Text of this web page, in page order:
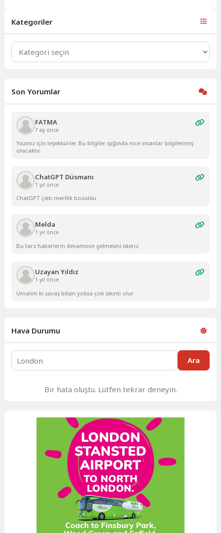
Kategoriler
Kategoriler
Son Yorumlar
FATMA
7 ay önce
Yazınız için teşekkürler. Bu bilgiler ışığında nice insanlar bilgilenmiş
olacaktır.
ChatGPT Düsmanı
1 yıl önce
ChatGPT çıktı mertlik bozuldu
Melda
1 yıl önce
Bu tarz haberlerin devamının gelmesini isteriz
Uzayan Yıldız
1 yıl önce
Umalım ki savaş bitsin yoksa çok sıkıntı olur
Hava Durumu
Ara
Bir hata oluştu. Lütfen tekrar deneyin.